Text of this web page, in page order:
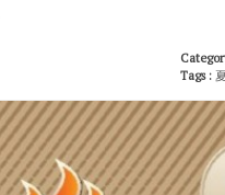
Tags :